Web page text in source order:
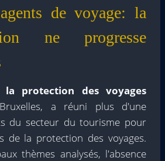
de voyage: la
ne progresse
la protection des voyages
a réuni plus d'une
du secteur du tourisme pour
de la protection des voyages.
thèmes analysés, l'absence